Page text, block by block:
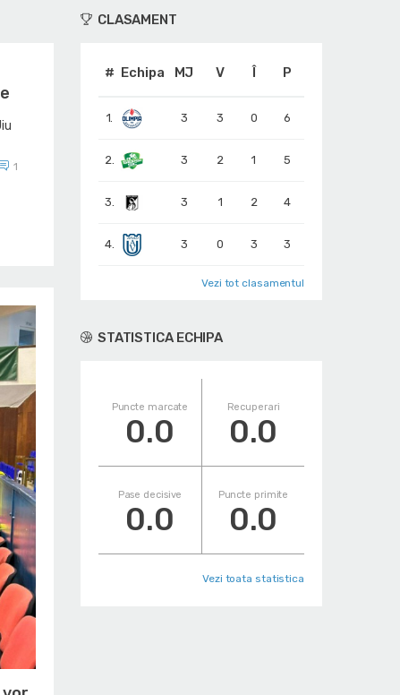
1
CLASAMENT
# Echipa MJ V Î P
1. 3 3 0 6
2. 3 2 1 5
3. 3 1 2 4
4. 3 0 3 3
Vezi tot clasamentul
STATISTICA ECHIPA
Puncte marcate
0.0
Recuperari
0.0
Pase decisive
0.0
Puncte primite
0.0
Vezi toata statistica